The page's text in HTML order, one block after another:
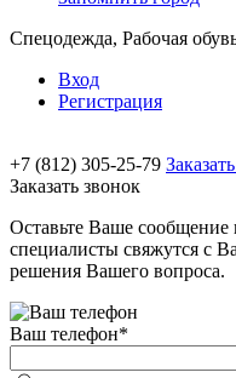
Спецодежда, Рабочая
Вход
Регистрация
+7 (812) 305-25-79
Заказать звонок
Оставьте Ваше
специалисты свяжутся с
решения Вашего вопроса.
Ваш телефон*